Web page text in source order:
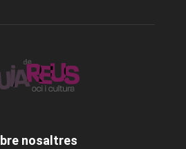
nosaltres